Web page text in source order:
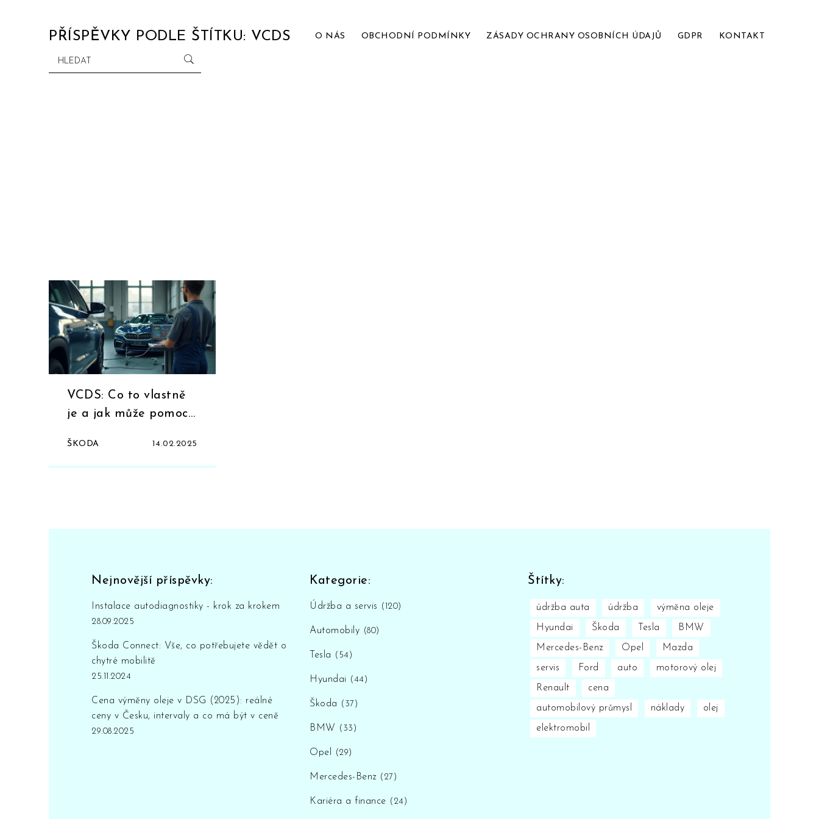
PŘÍSPĚVKY PODLE ŠTÍTKU: VCDS O NÁS OBCHODNÍ PODMÍNKY ZÁSADY OCHRANY OSOBNÍCH ÚDAJŮ GDPR KONTAKT
VCDS: Co to vlastně
je a jak může pomoct
ŠKODA 14.02.2025
Nejnovější příspěvky:
Instalace autodiagnostiky - krok za krokem
28.09.2025
Škoda Connect: Vše, co potřebujete vědět o
chytré mobilitě
25.11.2024
Cena výměny oleje v DSG (2025): reálné
ceny v Česku, intervaly a co má být v ceně
29.08.2025
Kategorie:
Údržba a servis (120)
Automobily (80)
Tesla (54)
Hyundai (44)
Škoda (37)
BMW (33)
Opel (29)
Mercedes-Benz (27)
Kariéra a finance (24)
Štítky:
údržba auta údržba výměna oleje
Hyundai Škoda Tesla BMW
Mercedes-Benz Opel Mazda
servis Ford auto motorový olej
Renault cena
automobilový průmysl náklady olej
elektromobil